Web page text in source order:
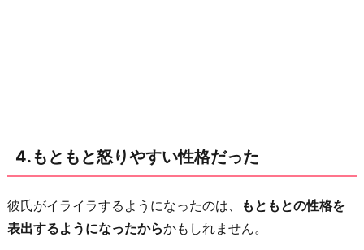
4.もともと怒りやすい性格だった
彼氏がイライラするようになったのは、
もともとの性格を
表出するようになったからかもしれません。